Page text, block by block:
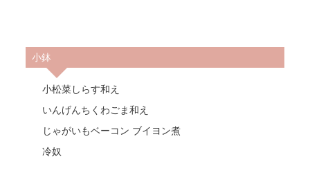
小鉢
小松菜しらす和え
いんげんちくわごま和え
じゃがいもベーコン ブイヨン煮
冷奴